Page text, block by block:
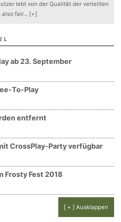
lebt von der Qualität der verteilten
also fair... [+]
ab 23. September
To-Play
entfernt
CrossPlay-Party verfügbar
Frosty Fest 2018
[ + ] Ausklappen